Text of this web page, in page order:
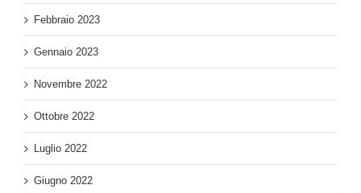
Febbraio 2023
Gennaio 2023
Novembre 2022
Ottobre 2022
Luglio 2022
Giugno 2022